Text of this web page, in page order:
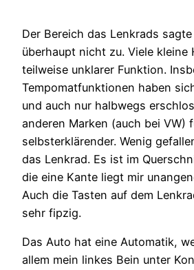
Der Bereich das Lenkrads
überhaupt nicht zu. Viele kleine
teilweise unklarer Funktion.
Tempomatfunktionen haben
und auch nur halbwegs
anderen Marken (auch bei VW)
selbsterklärender. Wenig
das Lenkrad. Es ist im
die eine Kante liegt mir
Auch die Tasten auf dem
sehr fipzig.
Das Auto hat eine Automatik,
allem mein linkes Bein unter